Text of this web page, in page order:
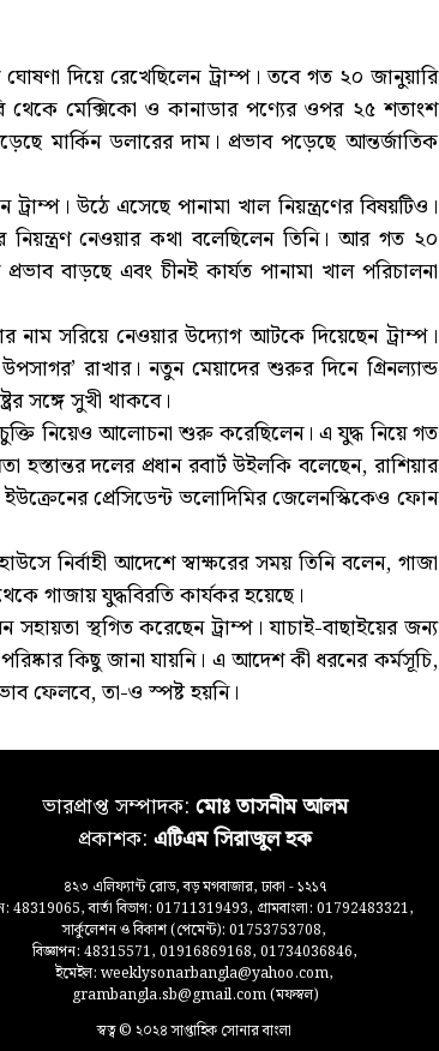
দিয়ে রেখেছিলেন ট্রাম্প। তবে গত ২০ জানুয়ারি
মেক্সিকো ও কানাডার পণ্যের ওপর ২৫ শতাংশ
মার্কিন ডলারের দাম। প্রভাব পড়েছে আন্তর্জাতিক
উঠে এসেছে পানামা খাল নিয়ন্ত্রণের বিষয়টিও।
নেওয়ার কথা বলেছিলেন তিনি। আর গত ২০
বাড়ছে এবং চীনই কার্যত পানামা খাল পরিচালনা
নাম সরিয়ে নেওয়ার উদ্যোগ আটকে দিয়েছেন ট্রাম্প।
রাখার। নতুন মেয়াদের শুরুর দিনে গ্রিনল্যান্ড
সঙ্গে সুখী থাকবে।
নিয়েও আলোচনা শুরু করেছিলেন। এ যুদ্ধ নিয়ে গত
হস্তান্তর দলের প্রধান রবার্ট উইলকি বলেছেন, রাশিয়ার
প্রেসিডেন্ট ভলোদিমির জেলেনস্কিকেও ফোন
নির্বাহী আদেশে স্বাক্ষরের সময় তিনি বলেন, গাজা
গাজায় যুদ্ধবিরতি কার্যকর হয়েছে।
সহায়তা স্থগিত করেছেন ট্রাম্প। যাচাই-বাছাইয়ের জন্য
কিছু জানা যায়নি। এ আদেশ কী ধরনের কর্মসূচি,
ফেলবে, তা-ও স্পষ্ট হয়নি।
ভারপ্রাপ্ত সম্পাদক: মোঃ তাসনীম আলম
প্রকাশক: এটিএম সিরাজুল হক
৪২৩ এলিফ্যান্ট রোড, বড় মগবাজার, ঢাকা - ১২১৭
48319065, বার্তা বিভাগ: 01711319493, গ্রামবাংলা: 01792483321,
সার্কুলেশন ও বিকাশ (পেমেন্ট): 01753753708,
বিজ্ঞাপন: 48315571, 01916869168, 01734036846,
ইমেইল: weeklysonarbangla@yahoo.com,
grambangla.sb@gmail.com (মফস্বল)
স্বত্ব © ২০২৪ সাপ্তাহিক সোনার বাংলা